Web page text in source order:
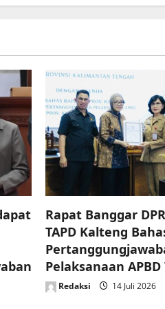
Rapat Banggar
TAPD Kalteng
Pelaksanaan APBD
Redaksi 14 Juli 2026